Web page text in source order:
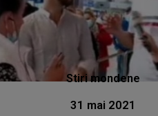
Stiri mondene
31 mai 2021